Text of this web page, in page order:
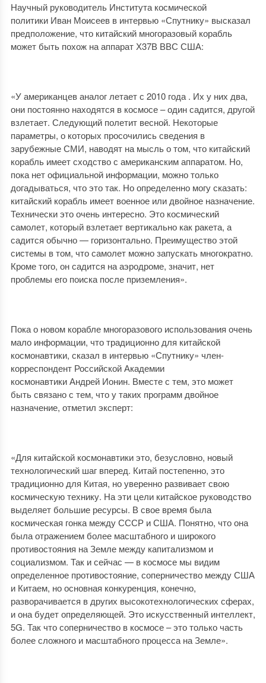
Научный руководитель Института космической
политики Иван Моисеев в интервью «Спутнику» высказал
предположение, что китайский многоразовый корабль
может быть похож на аппарат Х37В ВВС США:
«У американцев аналог летает с 2010 года . Их у них два,
они постоянно находятся в космосе – один садится, другой
взлетает. Следующий полетит весной. Некоторые
параметры, о которых просочились сведения в
зарубежные СМИ, наводят на мысль о том, что китайский
корабль имеет сходство с американским аппаратом. Но,
пока нет официальной информации, можно только
догадываться, что это так. Но определенно могу сказать:
китайский корабль имеет военное или двойное назначение.
Технически это очень интересно. Это космический
самолет, который взлетает вертикально как ракета, а
садится обычно — горизонтально. Преимущество этой
системы в том, что самолет можно запускать многократно.
Кроме того, он садится на аэродроме, значит, нет
проблемы его поиска после приземления».
Пока о новом корабле многоразового использования очень
мало информации, что традиционно для китайской
космонавтики, сказал в интервью «Спутнику» член-
корреспондент Российской Академии
космонавтики Андрей Ионин. Вместе с тем, это может
быть связано с тем, что у таких программ двойное
назначение, отметил эксперт:
«Для китайской космонавтики это, безусловно, новый
технологический шаг вперед. Китай постепенно, это
традиционно для Китая, но уверенно развивает свою
космическую технику. На эти цели китайское руководство
выделяет большие ресурсы. В свое время была
космическая гонка между СССР и США. Понятно, что она
была отражением более масштабного и широкого
противостояния на Земле между капитализмом и
социализмом. Так и сейчас — в космосе мы видим
определенное противостояние, соперничество между США
и Китаем, но основная конкуренция, конечно,
разворачивается в других высокотехнологических сферах,
и она будет определяющей. Это искусственный интеллект,
5G. Так что соперничество в космосе – это только часть
более сложного и масштабного процесса на Земле».